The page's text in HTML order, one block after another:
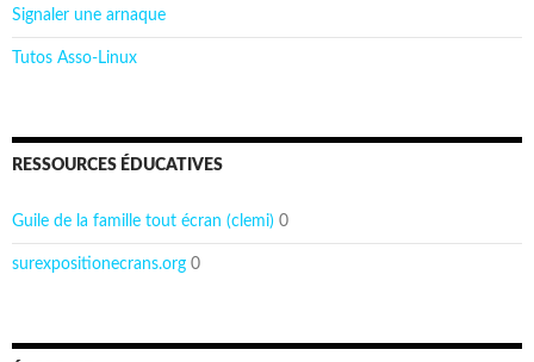
Signaler une arnaque
Tutos Asso-Linux
RESSOURCES ÉDUCATIVES
Guile de la famille tout écran (clemi) 0
surexpositionecrans.org 0